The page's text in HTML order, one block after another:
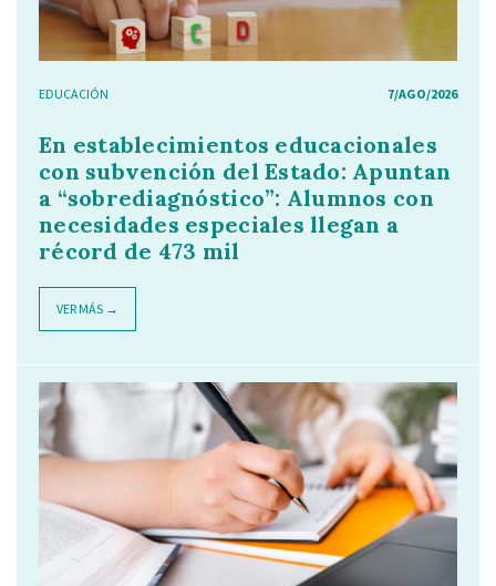
EDUCACIÓN 7/AGO/2026
En establecimientos educacionales
con subvención del Estado: Apuntan
a “sobrediagnóstico”: Alumnos con
necesidades especiales llegan a
récord de 473 mil
VER MÁS →